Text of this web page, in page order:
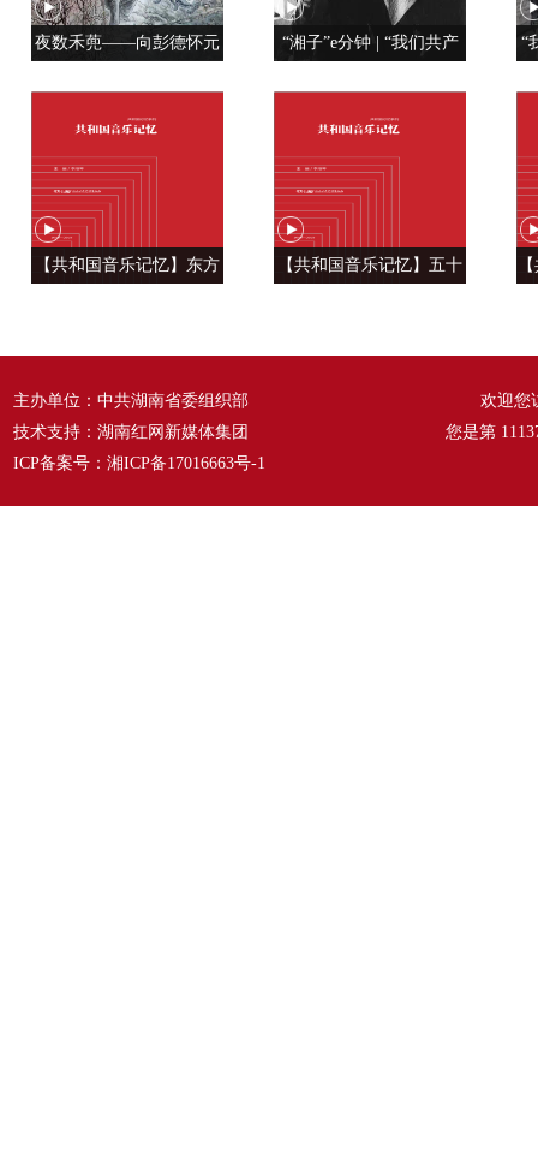
夜数禾蔸——向彭德怀元
“湘子”e分钟 | “我们共产
“
【共和国音乐记忆】东方
【共和国音乐记忆】五十
主办单位：中共湖南省委组织部
技术支持：湖南红网新媒体集团
ICP备案号： 湘ICP备17016663号-1
欢迎您
您是第